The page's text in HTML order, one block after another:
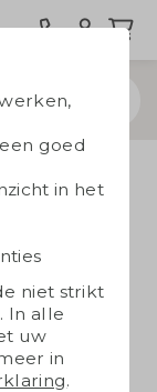
goed
in het
niet strikt
In alle
uw
in
.